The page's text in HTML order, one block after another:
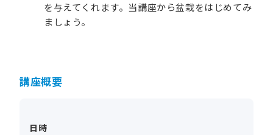
を与えてくれます。当講座から盆栽をはじめてみ
ましょう。
講座概要
日時